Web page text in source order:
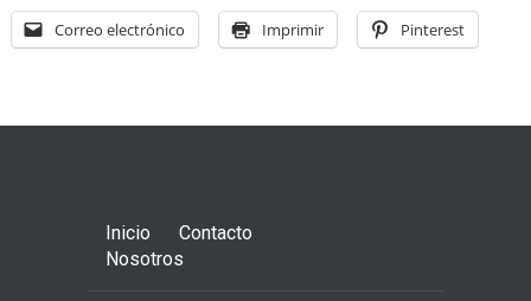
Correo electrónico Imprimir Pinterest
Inicio
Contacto
Nosotros